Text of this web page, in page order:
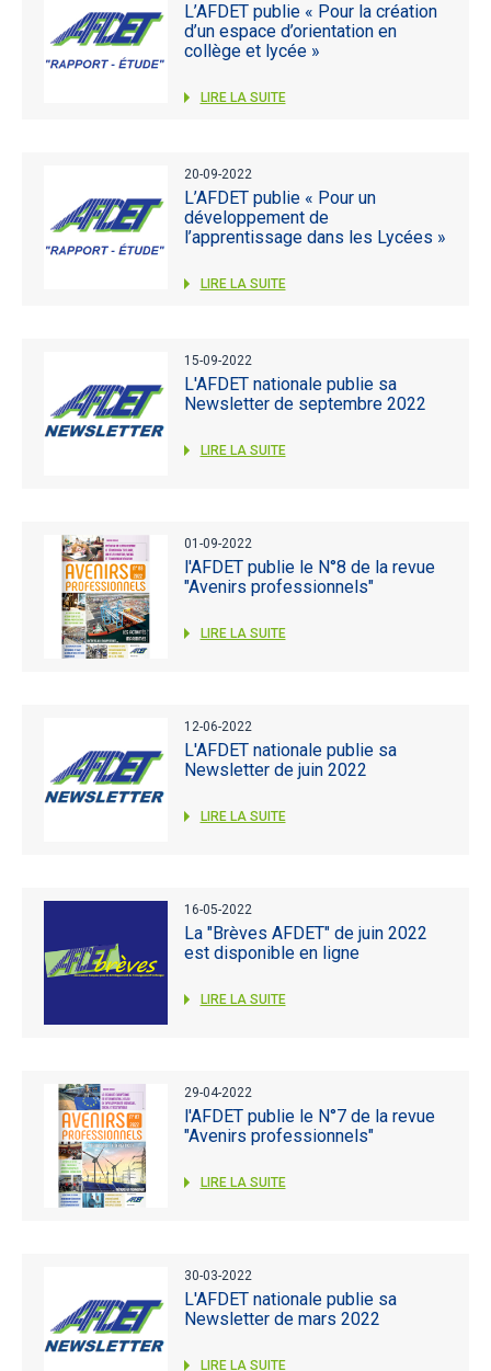
L’AFDET publie « Pour la création
d’un espace d’orientation en
collège et lycée »
LIRE LA SUITE
20-09-2022
L’AFDET publie « Pour un
développement de
l’apprentissage dans les Lycées »
LIRE LA SUITE
15-09-2022
L'AFDET nationale publie sa
Newsletter de septembre 2022
LIRE LA SUITE
01-09-2022
l'AFDET publie le N°8 de la revue
"Avenirs professionnels"
LIRE LA SUITE
12-06-2022
L'AFDET nationale publie sa
Newsletter de juin 2022
LIRE LA SUITE
16-05-2022
La "Brèves AFDET" de juin 2022
est disponible en ligne
LIRE LA SUITE
29-04-2022
l'AFDET publie le N°7 de la revue
"Avenirs professionnels"
LIRE LA SUITE
30-03-2022
L'AFDET nationale publie sa
Newsletter de mars 2022
LIRE LA SUITE